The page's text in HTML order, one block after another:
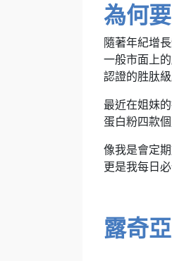
為何
隨著年紀增
一般市面上
認證的胜肽
最近在姐妹
蛋白粉四款
像我是會定
更是我每日
露奇